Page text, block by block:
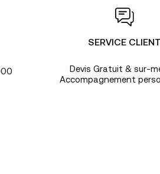
SERVICE CLIENT
Devis Gratuit & sur-
Accompagnement